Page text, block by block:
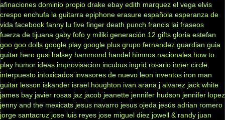
afinaciones dominio propio drake ebay edith marquez el vega elvis
crespo enchufa la guitarra epiphone erasure española esperanza de
vida facebook fanny lu five finger death punch francis lai fraseos
fuerza de tijuana gaby fofo y miliki generación 12 gifts gloria estefan
goo goo dolls google play google plus grupo fernandez guardian guia
guitar hero gusi halsey hammond handel himnos nacionales how to
play humor ideas improvisacion incubus ingrid rosario inner circle
interpuesto intoxicados invasores de nuevo leon inventos iron man
guitar lesson iskander israel houghton ivan arana j alvarez jack white
james bay javier rosas jaz jacob jeanette jennifer hudson jennifer lopez
jenny and the mexicats jesus navarro jesus ojeda jesús adrian romero
jorge santacruz jose luis reyes jose miguel diez jowell & randy juan